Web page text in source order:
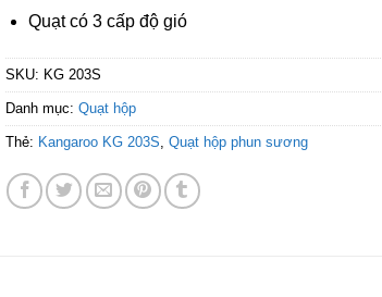
Quạt có 3 cấp độ gió
SKU: KG 203S
Danh mục: Quạt hộp
Thẻ: Kangaroo KG 203S Quạt hộp phun sương